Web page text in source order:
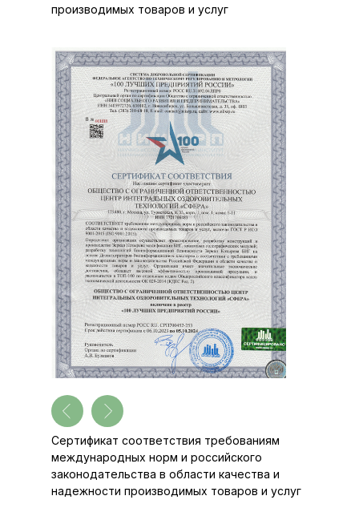
Сертификат соответствия требованиям
международных норм и российского
законодательства в области качества и
надежности производимых товаров и услуг
производимых товаров и услуг